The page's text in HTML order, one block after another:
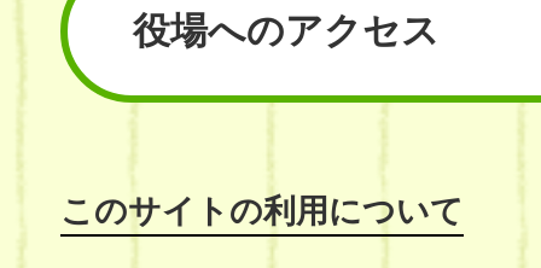
役場へのアクセス
このサイトの利用について